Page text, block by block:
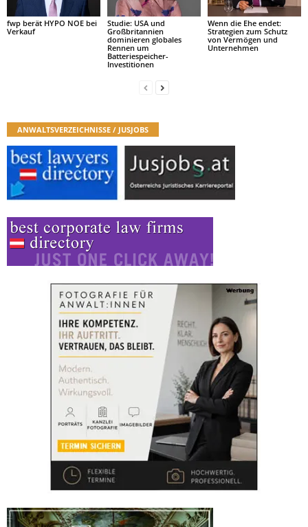
fwp berät HYPO NOE bei
Verkauf
Studie: USA und
Großbritannien
dominieren globales
Rennen um
Batteriespeicher-
Investitionen
Wenn die Ehe endet:
Strategien zum Schutz
von Vermögen und
Unternehmen
ANWALTSVERZEICHNISSE / JUSJOBS